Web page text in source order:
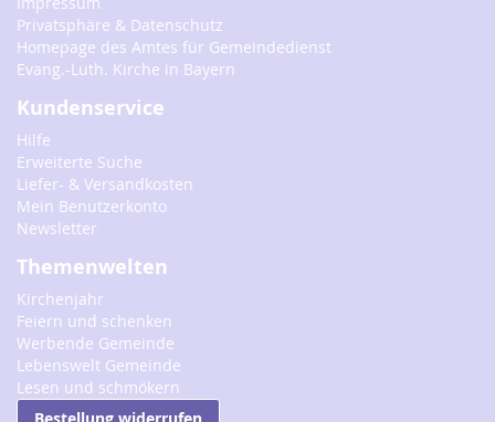
Privatsphäre & Datenschutz
Homepage des Amtes für Gemeindedienst
Evang.-Luth. Kirche in Bayern
Kundenservice
Hilfe
Erweiterte Suche
Liefer- & Versandkosten
Mein Benutzerkonto
Newsletter
Themenwelten
Kirchenjahr
Feiern und schenken
Werbende Gemeinde
Lebenswelt Gemeinde
Lesen und schmökern